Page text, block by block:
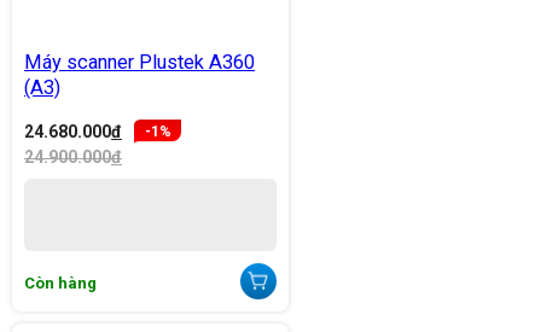
Máy scanner Plustek A360
(A3)
24.680.000đ -1%
24.900.000đ
Còn hàng